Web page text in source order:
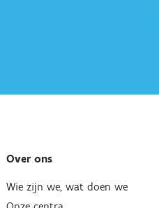
Over ons
Wie zijn we, wat doen we